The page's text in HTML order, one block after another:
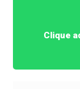
Clique